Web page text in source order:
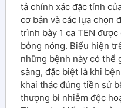
tả chính xác đặc tính
cơ bản và các lựa chọn
trình bày 1 ca TEN
bỏng nóng. Biểu hiện
những bệnh này có thể
sàng, đặc biệt là khi
khai thác đúng tiền sử
thượng bì nhiễm độc